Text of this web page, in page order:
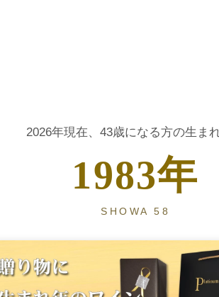
2026年現在、43歳になる方の生ま
1983年
SHOWA 58